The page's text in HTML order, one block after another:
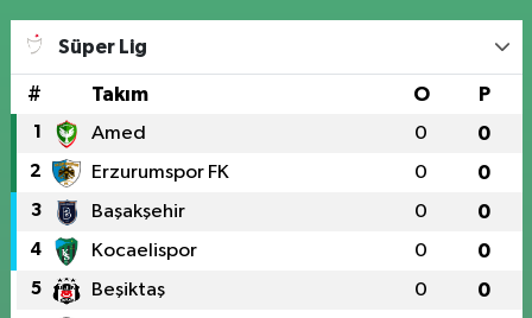
Süper Lig
# Takım O P
1 Amed 0 0
2 Erzurumspor FK 0 0
3 Başakşehir 0 0
4 Kocaelispor 0 0
5 Beşiktaş 0 0